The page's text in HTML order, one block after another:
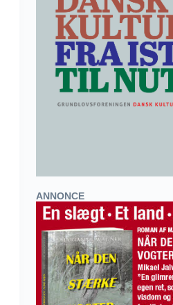
ANNONCE